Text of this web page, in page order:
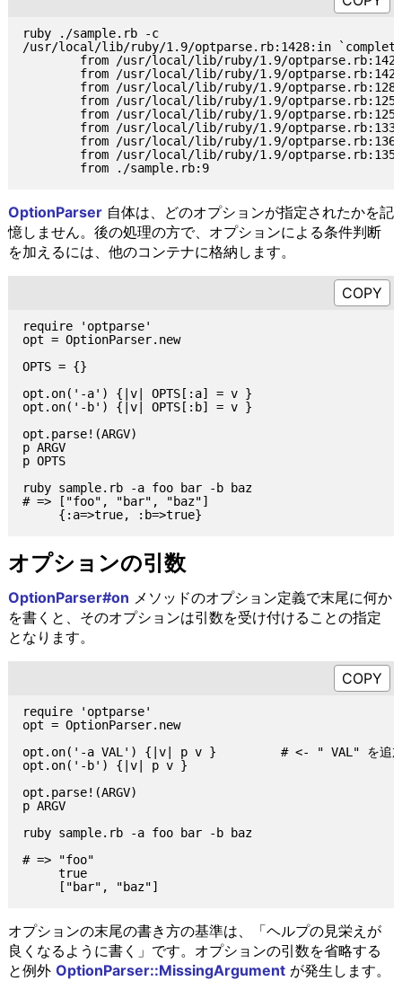
ruby ./sample.rb -c
/usr/local/lib/ruby/1.9/optparse.rb:1428:in
from /usr/local/lib/ruby/1.9/
from /usr/local/lib/ruby/1.9/
from /usr/local/lib/ruby/1.9/
from /usr/local/lib/ruby/1.9/
from /usr/local/lib/ruby/1.9/
from /usr/local/lib/ruby/1.9/
from /usr/local/lib/ruby/1.9/
from /usr/local/lib/ruby/1.9/
        from ./sample.rb:9
OptionParser自体は、どのオプションが指定されたかを記
憶しません。後の処理の方で、オプションによる条件判断
を加えるには、他のコンテナに格納します。
require 'optparse'
opt = OptionParser.new
OPTS = {}
opt.on('-a') {|v| OPTS[:a] = v }
opt.on('-b') {|v| OPTS[:b] = v }
opt.parse!(ARGV)
p ARGV
p OPTS
ruby sample.rb -a foo bar -b baz
# => ["foo", "bar", "baz"]
オプションの引数
OptionParser#on メソッドのオプション定義で末尾に何か
を書くと、そのオプションは引数を受け付けることの指定
となります。
require 'optparse'
opt = OptionParser.new
opt.on('-a VAL') {|v| p v }         # <- " VAL" を追
opt.on('-b') {|v| p v }
opt.parse!(ARGV)
p ARGV
ruby sample.rb -a foo bar -b baz
# => "foo"
     true
オプションの末尾の書き方の基準は、「ヘルプの見栄えが
良くなるように書く」です。オプションの引数を省略する
と例外 OptionParser::MissingArgumentが発生します。